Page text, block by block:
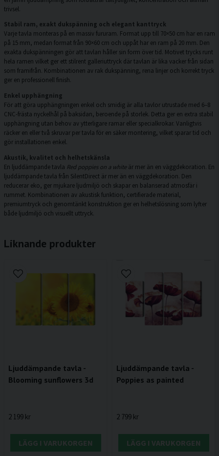
trivsel.
Stabil ram, exakt dukspänning och elegant kanttryck
Varje tavla monteras på en massiv fururam. Format upp till 70×50 cm har en ram
på 15 mm, medan format från 90×60 cm och uppåt har en ram på 20 mm. Den
exakta dukspänningen gör att tavlan håller sin form över tid. Motivet trycks runt
hela ramen vilket ger ett stilrent galleriuttryck där tavlan är lika vacker från sidan
som framifrån. Kombinationen av rak dukspänning, rena linjer och korrekt tryck
ger en professionell finish.
Enkel upphängning
För att göra upphängningen enkel och smidig är alla tavlor utrustade med 6–8
CNC-frästa nyckelhål på baksidan, beroende på storlek. Detta ger en extra stabil
upphängning utan behov av ytterligare ramar eller specialkrokar. Vanligtvis
räcker en eller två skruvar per tavla för en säker montering, vilket sparar tid och
gör installationen enkel.
Akustik, kvalitet och helhetskänsla
En ljuddämpande tavla Red poppies on a whiteär mer än en väggdekoration. En
ljuddämpande tavla från SilentDirect är mer än en väggdekoration. Den
reducerar eko, ger mjukare ljudmiljö och skapar en balanserad atmosfär i
rummet. Kombinationen av akustisk funktion, certifierade material,
premiumtryck och genomtänkt konstruktion ger en helhetslösning som lyfter
både ljudmiljö och visuellt uttryck.
Liknande produkter
Ljuddämpande tavla -
Blooming sunflowers 3d
2 199 kr
LÄGG I VARUKORGEN
Ljuddämpande tavla -
Poppies as painted
2 799 kr
LÄGG I VARUKORGEN